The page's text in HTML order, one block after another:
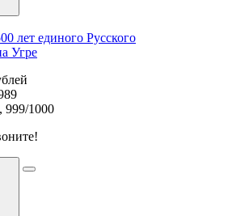
лет единого Русского
Угре
999/1000